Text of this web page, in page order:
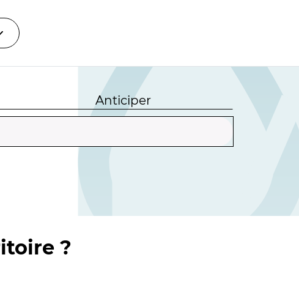
Anticiper
?